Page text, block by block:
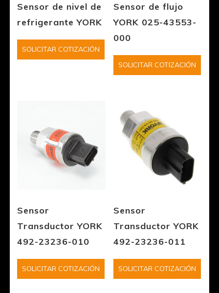
Sensor de nivel de
refrigerante YORK
SOLICITAR COTIZACIÓN
Sensor de flujo
YORK 025-43553-
000
SOLICITAR COTIZACIÓN
Sensor
Transductor YORK
492-23236-010
SOLICITAR COTIZACIÓN
Sensor
Transductor YORK
492-23236-011
SOLICITAR COTIZACIÓN